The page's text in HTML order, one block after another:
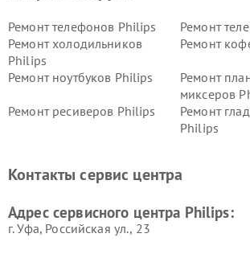
Ремонт телефонов Philips
Ремонт
Ремонт холодильников
Philips
Ремонт
Ремонт ноутбуков Philips
Ремонт
миксеров
Ремонт ресиверов Philips
Ремонт
Philips
Ремонт стиральных машин
Ремонт
Контакты сервис центра
Адрес сервисного центра Philips:
г. Уфа, Российская ул., 23